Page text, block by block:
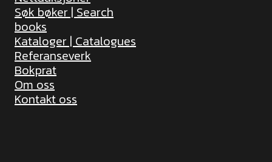
Søk bøker | Search
books
Kataloger | Catalogues
Referanseverk
Bokprat
Om oss
Kontakt oss